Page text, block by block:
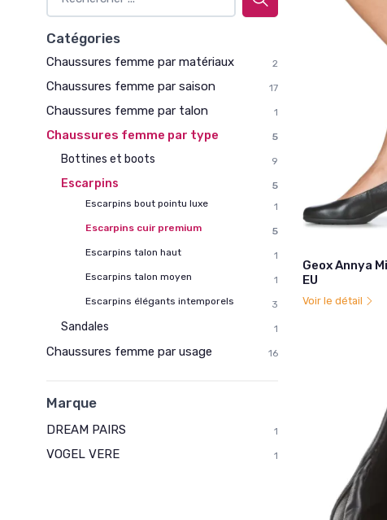
Catégories
Chaussures femme par matériaux 2
Chaussures femme par saison 17
Chaussures femme par talon 1
Chaussures femme par type 5
Bottines et boots 9
Escarpins
5
Escarpins bout pointu luxe
1
Escarpins cuir premium
5
Escarpins talon haut
1
Escarpins talon moyen
1
Escarpins élégants intemporels
3
Sandales 1
Chaussures femme par usage 16
Marque
DREAM PAIRS 1
VOGEL VERE 1
Geox Annya
EU
Voir le détail